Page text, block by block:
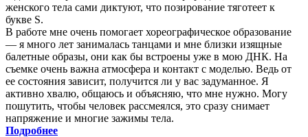
женского тела сами диктуют, что позирование тяготеет к
букве S.
В работе мне очень помогает хореографическое образование
— я много лет занималась танцами и мне близки изящные
балетные образы, они как бы встроены уже в мою ДНК. На
съемке очень важна атмосфера и контакт с моделью. Ведь от
ее состояния зависит, получится ли у вас задуманное. Я
активно хвалю, общаюсь и объясняю, что мне нужно. Могу
пошутить, чтобы человек рассмеялся, это сразу снимает
напряжение и многие зажимы тела.
Подробнее